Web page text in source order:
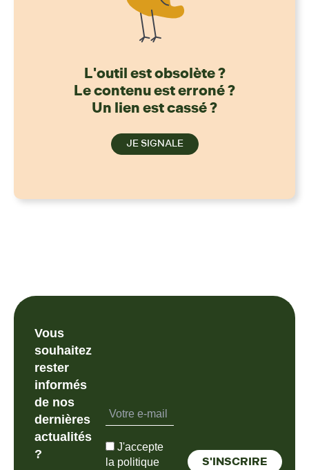
L'outil est obsolète ?
Le contenu est erroné ?
Un lien est cassé ?
JE SIGNALE
Vous
souhaitez
rester
informés
de nos
dernières
actualités
?
J'accepte
la politique